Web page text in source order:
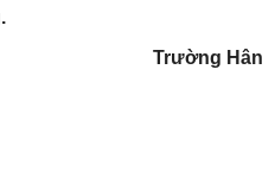
Trường Hân